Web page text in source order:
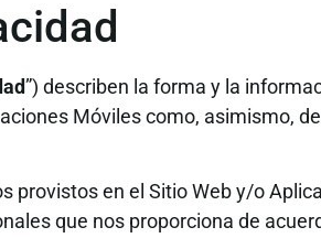
”) describen la forma y la
Móviles como, asimismo,
provistos en el Sitio Web y/o
que nos proporciona de